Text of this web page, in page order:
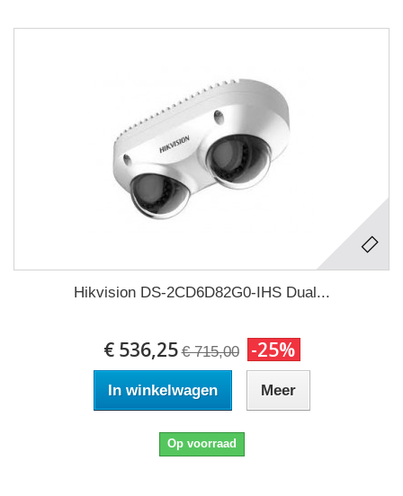
Hikvision DS-2CD6D82G0-IHS Dual...
€ 536,25 € 715,00 -25%
In winkelwagen Meer
Op voorraad